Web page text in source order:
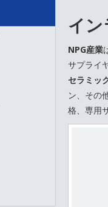
イ
NPG産業
サプライ
セラミッ
ン、その
格、専用